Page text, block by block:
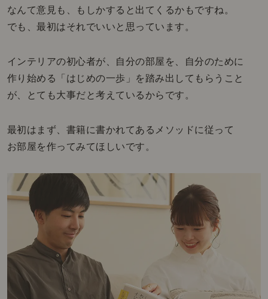
なんて意見も、もしかすると出てくるかもですね。
でも、最初はそれでいいと思っています。
インテリアの初心者が、自分の部屋を、自分のために
作り始める「はじめの一歩」を踏み出してもらうこと
が、とても大事だと考えているからです。
最初はまず、書籍に書かれてあるメソッドに従って
お部屋を作ってみてほしいです。